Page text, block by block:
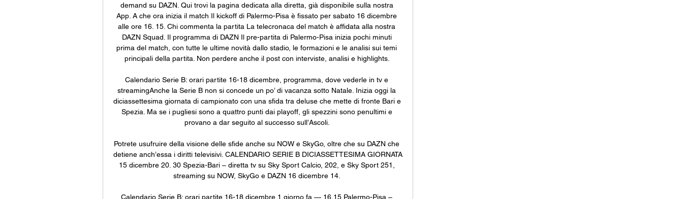
demand su DAZN. Qui trovi la pagina dedicata alla diretta, già disponibile sulla nostra
App. A che ora inizia il match Il kickoff di Palermo-Pisa è fissato per sabato 16 dicembre
alle ore 16. 15. Chi commenta la partita La telecronaca del match è affidata alla nostra
DAZN Squad. Il programma di DAZN Il pre-partita di Palermo-Pisa inizia pochi minuti
prima del match, con tutte le ultime novità dallo stadio, le formazioni e le analisi sui temi
principali della partita. Non perdere anche il post con interviste, analisi e highlights.
Calendario Serie B: orari partite 16-18 dicembre, programma, dove vederle in tv e
streamingAnche la Serie B non si concede un po’ di vacanza sotto Natale. Inizia oggi la
diciassettesima giornata di campionato con una sfida tra deluse che mette di fronte Bari e
Spezia. Ma se i pugliesi sono a quattro punti dai playoff, gli spezzini sono penultimi e
provano a dar seguito al successo sull’Ascoli.
Potrete usufruire della visione delle sfide anche su NOW e SkyGo, oltre che su DAZN che
detiene anch’essa i diritti televisivi. CALENDARIO SERIE B DICIASSETTESIMA GIORNATA
15 dicembre 20. 30 Spezia-Bari – diretta tv su Sky Sport Calcio, 202, e Sky Sport 251,
streaming su NOW, SkyGo e DAZN 16 dicembre 14.
Calendario Serie B: orari partite 16-18 dicembre 1 giorno fa — 16.15 Palermo-Pisa –